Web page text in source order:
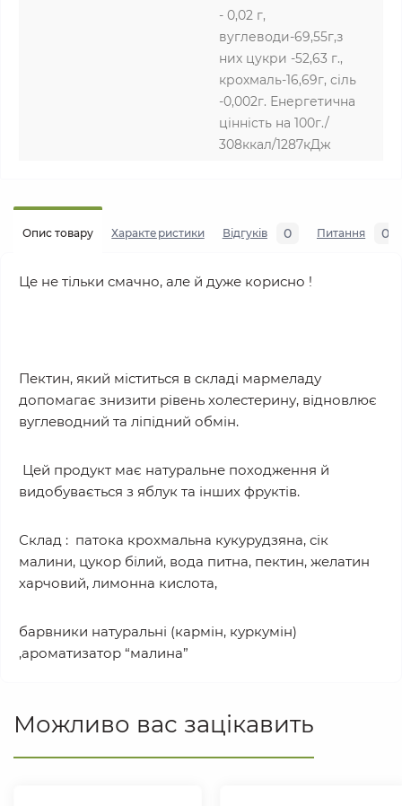
- 0,02 г,
вуглеводи-69,55г,з
них цукри -52,63 г.,
крохмаль-16,69г, сіль
-0,002г. Енергетична
цінність на 100г./
308ккал/1287кДж
Опис товару Характеристики Відгуків 0 Питання 0
Це не тільки смачно, але й дуже корисно !
Пектин, який міститься в складі мармеладу
допомагає знизити рівень холестерину, відновлює
вуглеводний та ліпідний обмін.
Цей продукт має натуральне походження й
видобувається з яблук та інших фруктів.
Склад : патока крохмальна кукурудзяна, сік
малини, цукор білий, вода питна, пектин, желатин
харчовий, лимонна кислота,
барвники натуральні (кармін, куркумін)
,ароматизатор “малина”
Можливо вас зацікавить